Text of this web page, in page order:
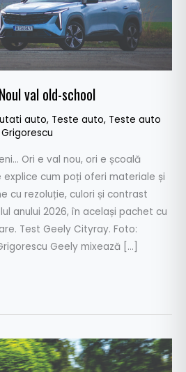
val old-school
auto, Teste auto, Teste auto
Ori e val nou, ori e școală
explice cum poți oferi materiale și
cu rezoluție, culori și contrast
anului 2026, în același pachet cu
Test Geely Cityray. Foto:
Geely mixează […]